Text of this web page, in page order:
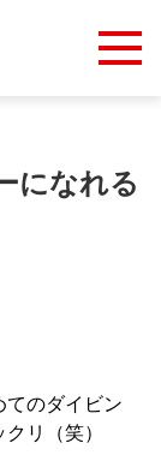
になれる
てのダイビン
リ（笑）